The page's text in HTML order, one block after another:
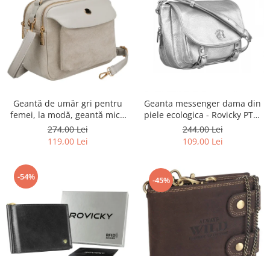
Geantă de umăr gri pentru
femei, la modă, geantă mică
urbană cu fermoar, piele
ecologică - Peterson PTR-PTN
274,00 Lei
119,00 Lei
Geanta messenger dama din
piele ecologica - Rovicky PTR-
R-TOR-ALE-2-3776 SIL
244,00 Lei
109,00 Lei
-54% -45%